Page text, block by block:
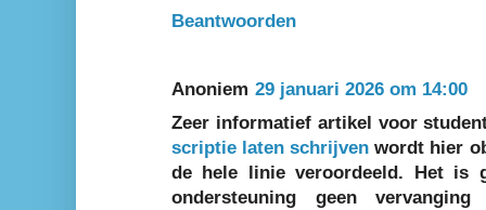
Beantwoorden
Anoniem 29 januari 2026 om 14:00
Zeer informatief artikel voor
scriptie laten schrijven wordt hier
de hele linie veroordeeld. Het is
ondersteuning geen